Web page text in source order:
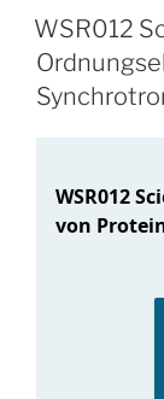
WSR012